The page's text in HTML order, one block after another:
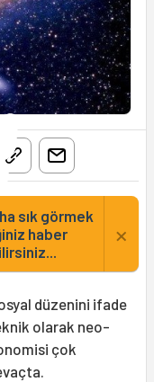
sık görmek
haber
×
düzenini ifade
olarak neo-
çok